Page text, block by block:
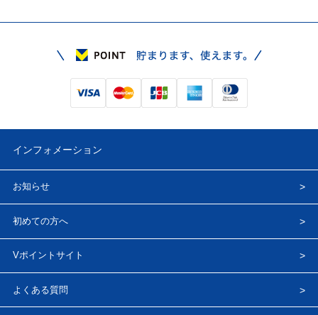
インフォメーション
お知らせ
初めての方へ
Vポイントサイト
よくある質問